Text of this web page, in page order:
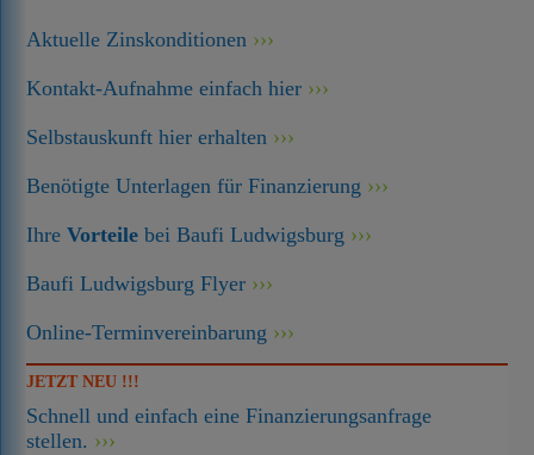
Aktuelle Zinskonditionen
Kontakt-Aufnahme einfach hier
Selbstauskunft hier erhalten
Benötigte Unterlagen für Finanzierung
IhreVorteile bei Baufi Ludwigsburg
Baufi Ludwigsburg Flyer
Online-Terminvereinbarung
JETZT NEU !!!
Schnell und einfach eine Finanzierungsanfrage
stellen.